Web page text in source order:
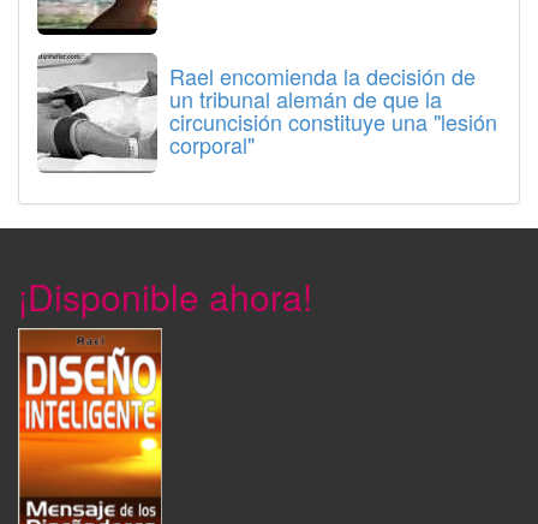
Rael encomienda la decisión de
un tribunal alemán de que la
circuncisión constituye una "lesión
corporal"
¡Disponible ahora!